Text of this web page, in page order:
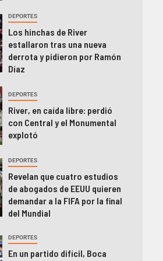
DEPORTES
Los hinchas de River
estallaron tras una nueva
derrota y pidieron por Ramón
Díaz
DEPORTES
River, en caída libre: perdió
con Central y el Monumental
explotó
DEPORTES
Revelan que cuatro estudios
de abogados de EEUU quieren
demandar a la FIFA por la final
del Mundial
DEPORTES
En un partido difícil, Boca